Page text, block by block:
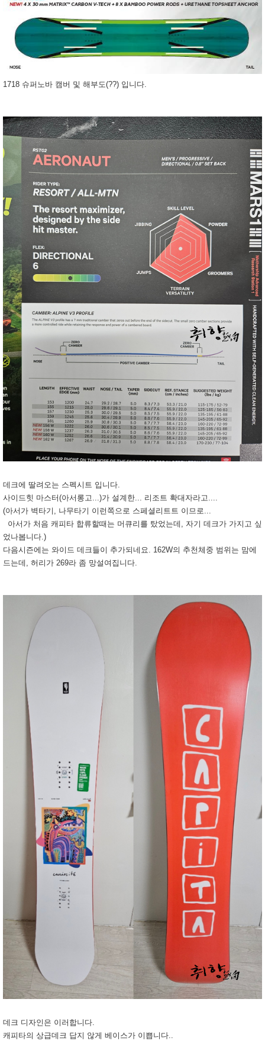
1718 슈퍼노바 캠버 및 해부도(??) 입니다.
데크에 딸려오는 스펙시트 입니다.
사이드힛 마스터(아서롱고...)가 설계한... 리조트 확대자라고....
(아서가 벽타기, 나무타기 이런쪽으로 스페셜리트트 이므로...
아서가 처음 캐피타 합류할때는 머큐리를 탔었는데, 자기 데크가 가지고 싶
었나봅니다.)
다음시즌에는 와이드 데크들이 추가되네요. 162W의 추천체중 범위는 맘에
드는데, 허리가 269라 좀 망설여집니다.
데크 디자인은 이러합니다.
캐피타의 상급데크 답지 않게 베이스가 이쁩니다..